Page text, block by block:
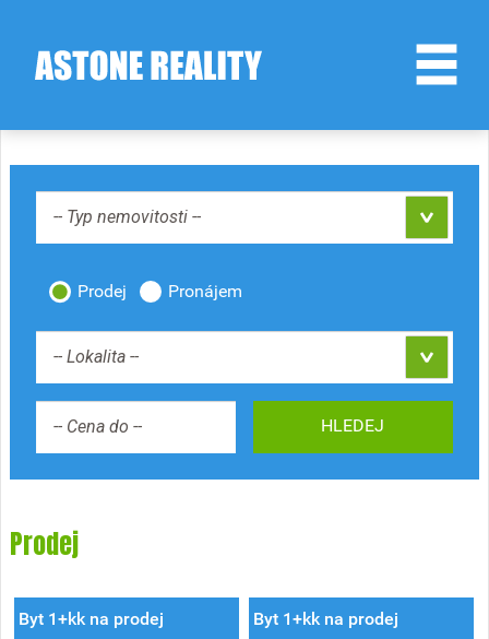
-- Typ nemovitosti --
Prodej Pronájem
-- Lokalita --
HLEDEJ
Prodej
Byt 1+kk na prodej Byt 1+kk na prodej